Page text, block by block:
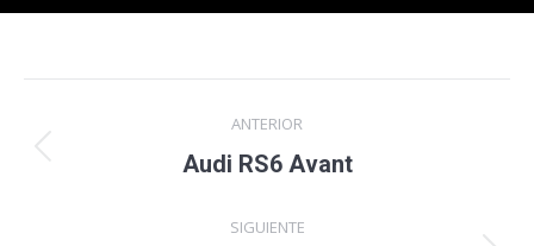
entre
ANTERIOR
Proyecto
Audi RS6 Avant
SIGUIENTE